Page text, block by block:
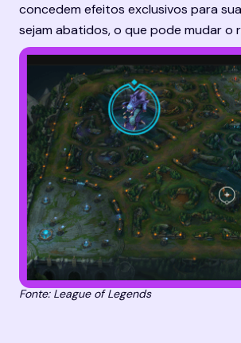
concedem efeitos exclusivos para
sejam abatidos, o que pode mudar o
Fonte: League of Legends